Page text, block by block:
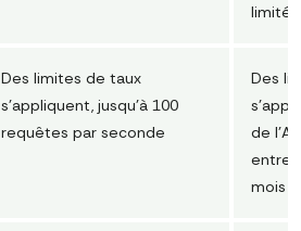
limité.
Des limites de taux
s'appliquent, jusqu'à 100
requêtes par seconde
Des
de
mois